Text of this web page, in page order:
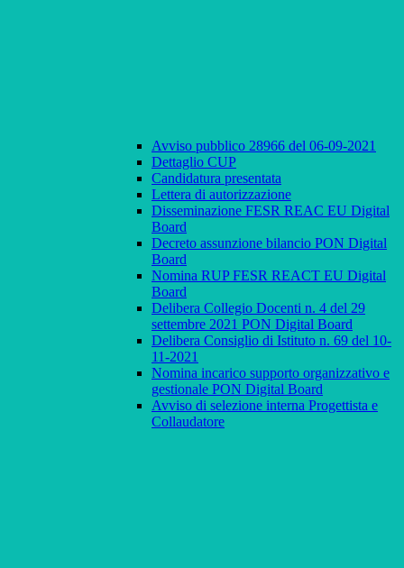
Avviso pubblico 28966 del 06-09-2021
Dettaglio CUP
Candidatura presentata
Lettera di autorizzazione
Disseminazione FESR REAC EU Digital
Board
Decreto assunzione bilancio PON Digital
Board
Nomina RUP FESR REACT EU Digital
Board
Delibera Collegio Docenti n. 4 del 29
settembre 2021 PON Digital Board
Delibera Consiglio di Istituto n. 69 del 10-
11-2021
Nomina incarico supporto organizzativo e
gestionale PON Digital Board
Avviso di selezione interna Progettista e
Collaudatore